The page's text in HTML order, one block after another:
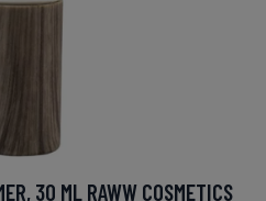
30 ML RAWW COSMETICS